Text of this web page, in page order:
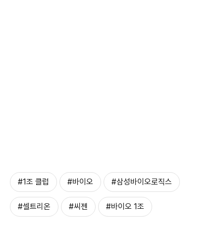
#1조 클럽 #바이오 #삼성바이오로직스
#셀트리온 #씨젠 #바이오 1조